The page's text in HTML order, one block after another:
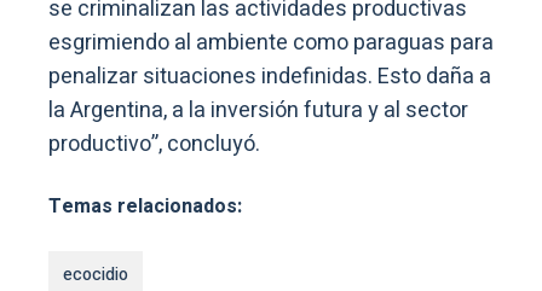
se criminalizan las actividades productivas
esgrimiendo al ambiente como paraguas para
penalizar situaciones indefinidas. Esto daña a
la Argentina, a la inversión futura y al sector
productivo”, concluyó.
Temas relacionados:
ecocidio